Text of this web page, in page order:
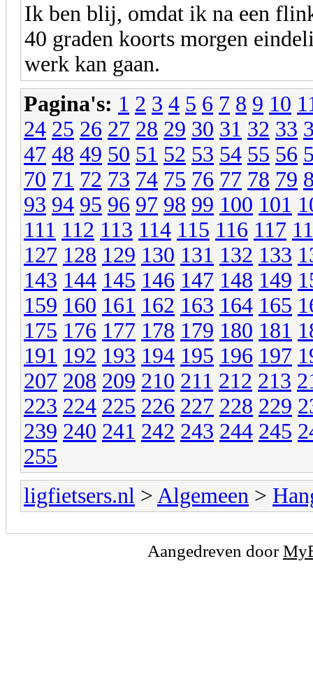
Ik ben blij, omdat ik na een
40 graden koorts morgen
werk kan gaan.
Pagina's: 1 2 3 4 5 6 7 8 9 10
24 25 26 27 28 29 30 31 32 33
47 48 49 50 51 52 53 54 55 56
70 71 72 73 74 75 76 77 78 79
93 94 95 96 97 98 99 100 101
111 112 113 114 115 116 117
127 128 129 130 131 132 133
143 144 145 146 147 148 149
159 160 161 162 163 164 165
175 176 177 178 179 180 181
191 192 193 194 195 196 197
207 208 209 210 211 212 213
223 224 225 226 227 228 229
239 240 241 242 243 244 245
255
ligfietsers.nl > Algemeen >
Aangedreven door